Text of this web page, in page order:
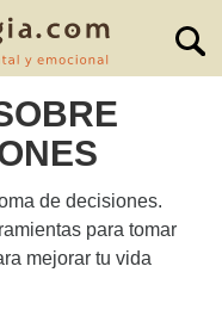
de decisiones.
para tomar
mejorar tu vida